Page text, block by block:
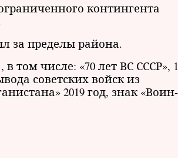
контингента
за пределы района.
числе: «70 лет ВС СССР»,
советских войск из
2019 год, знак «Воин-